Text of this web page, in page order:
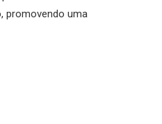
promovendo uma